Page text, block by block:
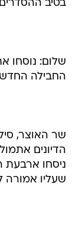
בטיב
החבילה
שר האוצר,
הדיונים
שעליו